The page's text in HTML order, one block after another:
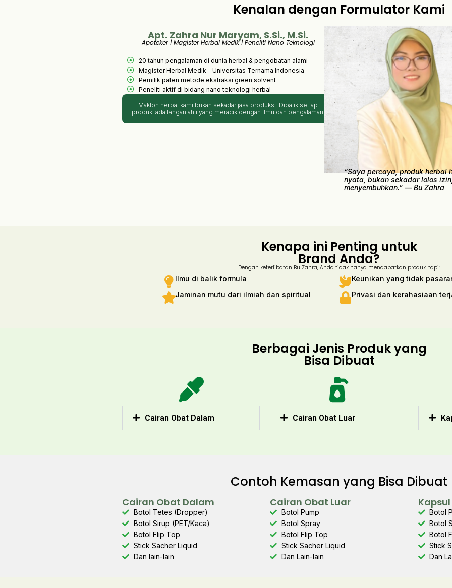
Kenalan dengan Formulator Kami
Apt. Zahra Nur Maryam, S.Si., M.Si.
Apoteker | Magister Herbal Medik | Peneliti Nano Teknologi
20 tahun pengalaman di dunia herbal & pengobatan alami
Magister Herbal Medik – Universitas Ternama Indonesia
Pemilik paten metode ekstraksi green solvent
Peneliti aktif di bidang nano teknologi herbal
Maklon herbal kami bukan sekadar jasa produksi. Dibalik setiap
produk, ada tangan ahli yang meracik dengan ilmu dan pengalaman.
“Saya percaya, produk herbal
nyata, bukan sekadar lolos
menyembuhkan.” — Bu Zahra
Kenapa ini Penting untuk
Brand Anda?
Dengan keterlibatan Bu Zahra, Anda tidak hanya mendapatkan produk, tapi:
Ilmu di balik formula
Keunikan yang tidak
Jaminan mutu dari ilmiah dan spiritual
Privasi dan kerahasiaan
Berbagai Jenis Produk yang
Bisa Dibuat
Cairan Obat Dalam Cairan Obat Luar
Contoh Kemasan yang Bisa Dibuat
Cairan Obat Dalam
Botol Tetes (Dropper)
Botol Sirup (PET/Kaca)
Botol Flip Top
Stick Sacher Liquid
Dan lain-lain
Cairan Obat Luar
Botol Pump
Botol Spray
Botol Flip Top
Stick Sacher Liquid
Dan Lain-lain
Botol
Botol
Botol
Stick
Dan